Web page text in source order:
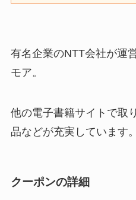
有名企業のNTT会社が運
モア。
他の電子書籍サイトで取
品などが充実しています。
クーポンの詳細